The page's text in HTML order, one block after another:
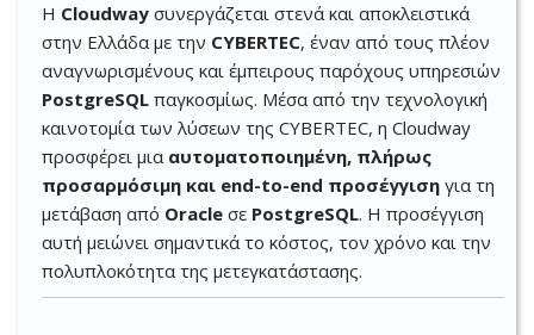
Η Cloudway συνεργάζεται στενά και αποκλειστικά
στην Ελλάδα με την CYBERTEC, έναν από τους πλέον
αναγνωρισμένους και έμπειρους παρόχους υπηρεσιών
PostgreSQL παγκοσμίως. Μέσα από την τεχνολογική
καινοτομία των λύσεων της CYBERTEC, η Cloudway
προσφέρει μια αυτοματοποιημένη, πλήρως
προσαρμόσιμη και end-to-end προσέγγιση για τη
μετάβαση από Oracle σε PostgreSQL. Η προσέγγιση
αυτή μειώνει σημαντικά το κόστος, τον χρόνο και την
πολυπλοκότητα της μετεγκατάστασης.